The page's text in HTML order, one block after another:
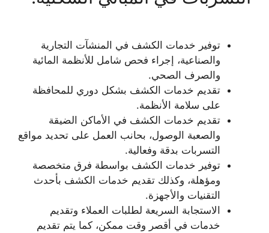
توفير خدمات الكشف في المنشآت التجارية
والصناعية، إجراء فحص شامل للأنظمة المائية
والصرف الصحي.
تقديم خدمات الكشف بشكل دوري للمحافظة
على سلامة الأنظمة.
تقديم خدمات الكشف في الأماكن الضيقة
والصعبة الوصول، بحانب العمل على تحديد مواقع
التسربات بدقة وفعالية.
توفير خدمات الكشف بواسطة فرق متخصصة
ومؤهلة، وكذلك تقديم خدمات الكشف بأحدث
التقنيات والأجهزة.
الاستجابة السريعة لطلبات العملاء وتقديم
خدمات في أقصر وقت ممكن، كما يتم تقديم